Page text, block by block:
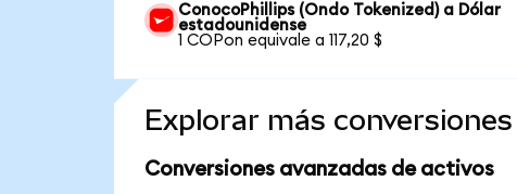
ConocoPhillips (Ondo Tokenized) a Dólar
estadounidense
1 COPon equivale a 117,20 $
Explorar más conversiones
Conversiones avanzadas de activos